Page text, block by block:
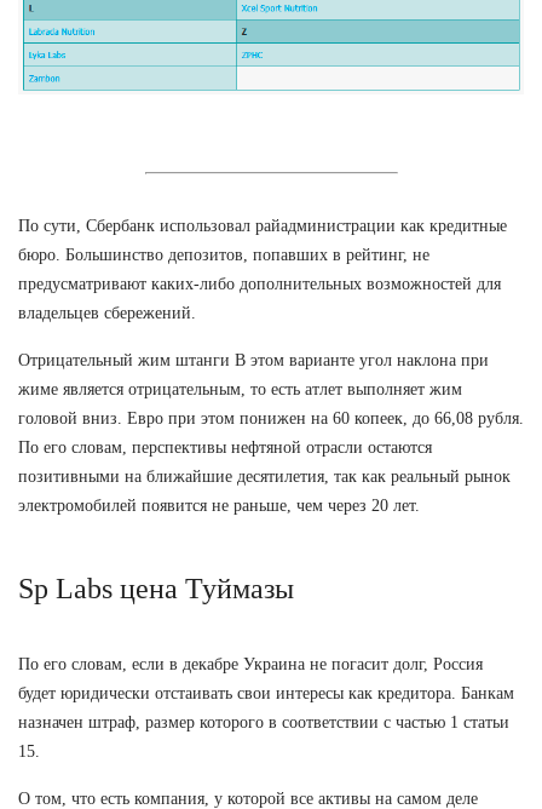
По сути, Сбербанк использовал райадминистрации как кредитные
бюро. Большинство депозитов, попавших в рейтинг, не
предусматривают каких-либо дополнительных возможностей для
владельцев сбережений.
Отрицательный жим штанги В этом варианте угол наклона при
жиме является отрицательным, то есть атлет выполняет жим
головой вниз. Евро при этом понижен на 60 копеек, до 66,08 рубля.
По его словам, перспективы нефтяной отрасли остаются
позитивными на ближайшие десятилетия, так как реальный рынок
электромобилей появится не раньше, чем через 20 лет.
Sp Labs цена Туймазы
По его словам, если в декабре Украина не погасит долг, Россия
будет юридически отстаивать свои интересы как кредитора. Банкам
назначен штраф, размер которого в соответствии с частью 1 статьи
15.
О том, что есть компания, у которой все активы на самом деле